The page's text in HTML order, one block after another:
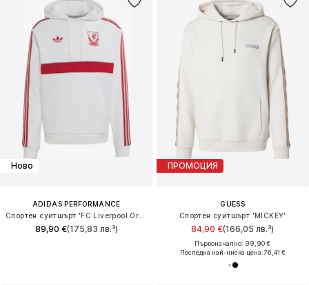
Ново
ADIDAS PERFORMANCE
89,90 €(175,83 лв.³)
ПРОМОЦИЯ
GUESS
Спортен суитшърт 'MICKEY'
84,90 €(166,05 лв.³)
Първоначално: 99,90 €
Последна най-ниска цена:76,41 €